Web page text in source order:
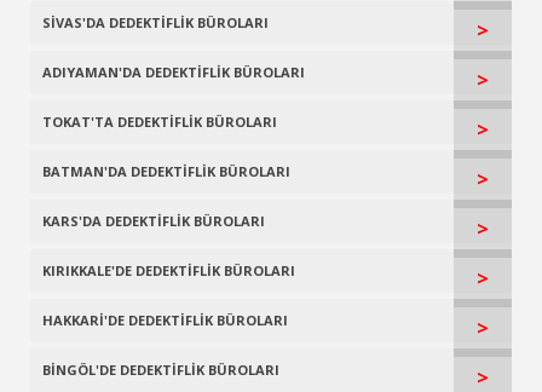
SİVAS'DA DEDEKTİFLİK BÜROLARI >
ADIYAMAN'DA DEDEKTİFLİK BÜROLARI >
TOKAT'TA DEDEKTİFLİK BÜROLARI >
BATMAN'DA DEDEKTİFLİK BÜROLARI >
KARS'DA DEDEKTİFLİK BÜROLARI >
KIRIKKALE'DE DEDEKTİFLİK BÜROLARI >
HAKKARİ'DE DEDEKTİFLİK BÜROLARI >
BİNGÖL'DE DEDEKTİFLİK BÜROLARI >